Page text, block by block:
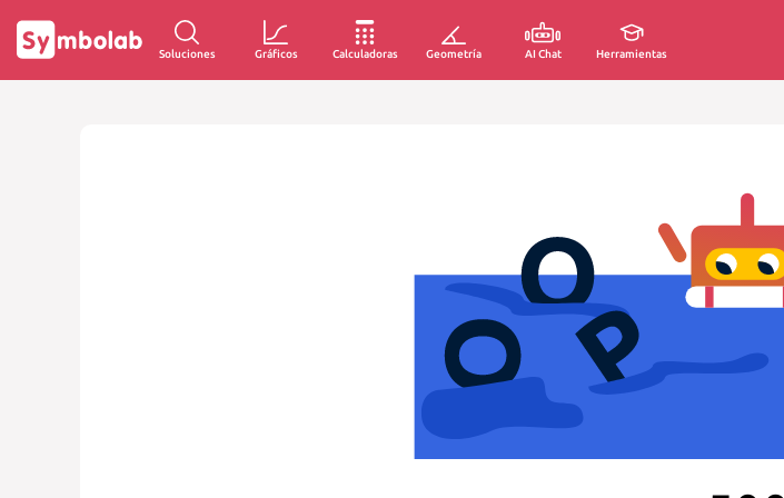
Soluciones Gráficos Calculadoras Geometría AI Chat Herramientas